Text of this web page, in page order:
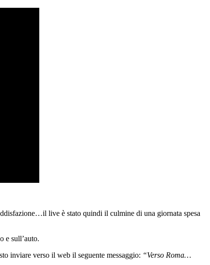
live è stato quindi il culmine di una giornata spesa
e sull’auto.
inviare verso il web il seguente messaggio: “Verso Roma…